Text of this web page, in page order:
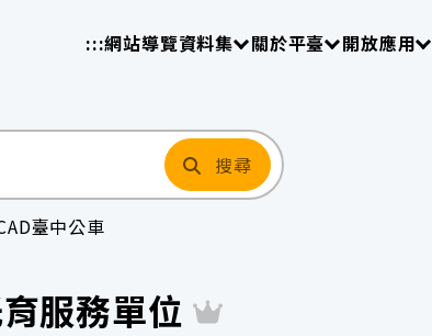
:::網站導覽資料集請使用 TAB 操作選單
關於平臺請使用 TAB
開放應用
搜尋
臺中公車
服務單位